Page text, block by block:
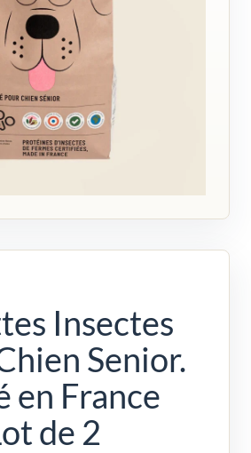
Insectes
Senior.
en France
de 2